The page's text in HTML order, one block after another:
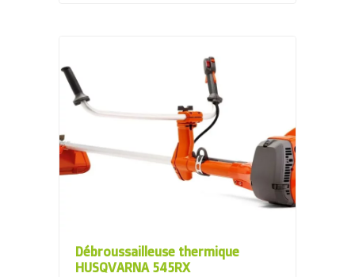
Débroussailleuse thermique
HUSQVARNA 545RX